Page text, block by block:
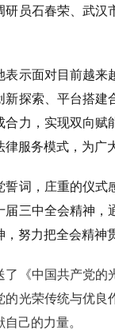
员石春荣、武
示面对目前越
探索、平台搭
力，实现双向
服务模式，为
词，庄重的仪
三中全会精神
努力把全会精
《中国共产党
光荣传统与优
己的力量。